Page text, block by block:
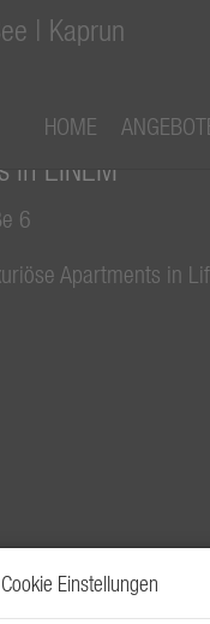
HOME
Luxuriöse
in EINEM
6
Cookie Einstellungen